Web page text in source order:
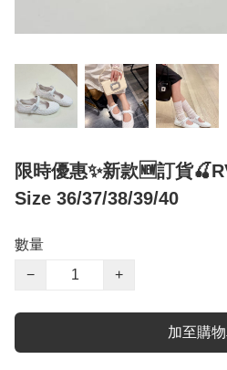
限時優惠✨新款🆕訂貨
Size 36/37/38/39/40
數量
−
+
加至購